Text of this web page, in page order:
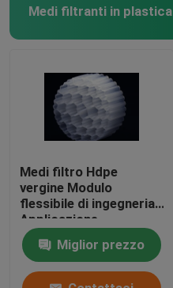
Medi filtranti in plastica
Medi filtro Hdpe
vergine Modulo
flessibile di ingegneria
Applicazione
Resistenza agli urti
Miglior prezzo